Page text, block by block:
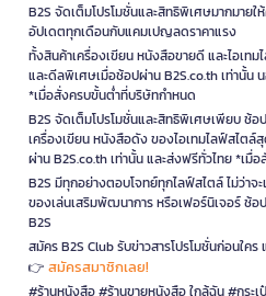
B2S จัดเต็มโปรโมชั่นและสิทธิพิเศษมากมาย
อัปเดตทุกเดือนกับแคมเปญลดราคาแรง
ทั้งสินค้าเครื่องเขียน หนังสือขายดี และไอเ
และดีลพิเศษเมื่อช้อปผ่าน B2S.co.th เท่านั้น
*เมื่อสั่งครบขั้นต่ำที่บริษัทกำหนด
B2S จัดเต็มโปรโมชั่นและสิทธิพิเศษเพียบ ช้
เครื่องเขียน หนังสือดัง ของไอเทมไลฟ์สไต
ผ่าน B2S.co.th เท่านั้น และส่งฟรีทั่วไทย *เมื่
B2S มีทุกอย่างตอบโจทย์ทุกไลฟ์สไตล์ ไม่ว่าจ
ของเล่นเสริมพัฒนาการ หรือเฟอร์นิเจอร์ ช้อ
B2S
สมัคร B2S Club รับข่าวสารโปรโมชั่นก่อนใค
👉 สมัครสมาชิกเลย!
#ร้านหนังสือ #ร้านขายหนังสือ ใกล้ฉัน #กระ